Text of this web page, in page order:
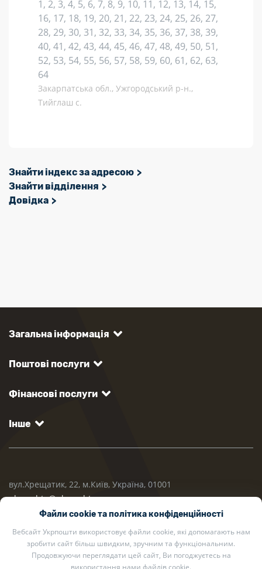
1, 2, 3, 4, 5, 6, 7, 8, 9, 10, 11, 12, 13, 14, 15,
16, 17, 18, 19, 20, 21, 22, 23, 24, 25, 26, 27,
28, 29, 30, 31, 32, 33, 34, 35, 36, 37, 38, 39,
40, 41, 42, 43, 44, 45, 46, 47, 48, 49, 50, 51,
52, 53, 54, 55, 56, 57, 58, 59, 60, 61, 62, 63,
64
Закарпатська обл., Ужгородський р-н.,
Тийглаш с.
Знайти індекс за адресою
Знайти відділення
Довідка
Загальна інформація
Поштові послуги
Фінансові послуги
Інше
вул.Хрещатик, 22, м.Київ, Україна, 01001
ukrposhta@ukrposhta.ua
Файли cookie та політика конфіденційності
Вебсайт Укрпошти використовує файли cookie, які допомагають нам
зробити сайт більш швидким, зручним та функціональним.
Продовжуючи переглядати цей сайт, Ви погоджуєтесь на
використання нами файлів cookie.